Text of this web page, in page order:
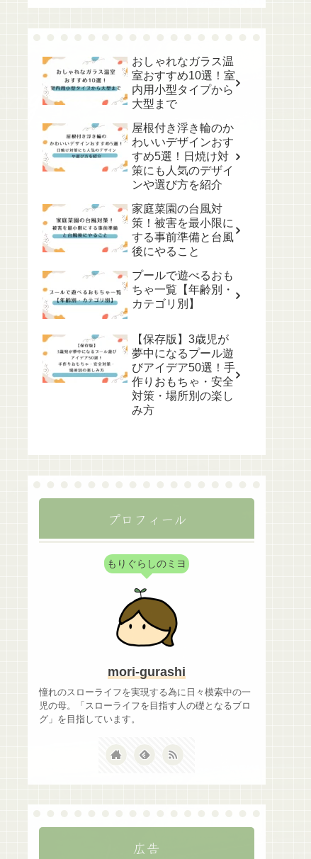
おしゃれなガラス温
室おすすめ10選！室
内用小型タイプから
大型まで
屋根付き浮き輪のか
わいいデザインおす
すめ5選！日焼け対
策にも人気のデザイ
ンや選び方を紹介
家庭菜園の台風対
策！被害を最小限に
する事前準備と台風
後にやること
プールで遊べるおも
ちゃ一覧【年齢別・
カテゴリ別】
【保存版】3歳児が
夢中になるプール遊
びアイデア50選！手
作りおもちゃ・安全
対策・場所別の楽し
み方
プロフィール
もりぐらしのミヨ
mori-gurashi
憧れのスローライフを実現する為に日々模索中の一
児の母。「スローライフを目指す人の礎となるブロ
グ」を目指しています。
広告